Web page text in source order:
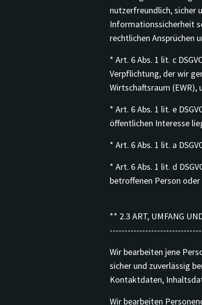
nutzerfreundlich, sicher
Informationssicherheit
rechtlichen Ansprüchen
* Art. 6 Abs. 1 lit. c
Verpflichtung, der wir
Wirtschaftsraum (EWR),
* Art. 6 Abs. 1 lit. e
öffentlichen Interesse
* Art. 6 Abs. 1 lit. a
* Art. 6 Abs. 1 lit. d
betroffenen Person
** 2.3 ART, UMFANG
Wir bearbeiten jene
sicher und zuverlässig
Kontaktdaten,
Wir bearbeiten